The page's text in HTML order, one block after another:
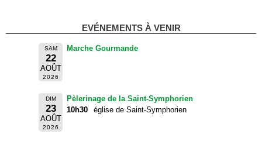
EVÉNEMENTS À VENIR
SAM
22
AOÛT
2026
Marche Gourmande
DIM
23
AOÛT
2026
Pèlerinage de la Saint-Symphorien
10h30
église de Saint-Symphorien